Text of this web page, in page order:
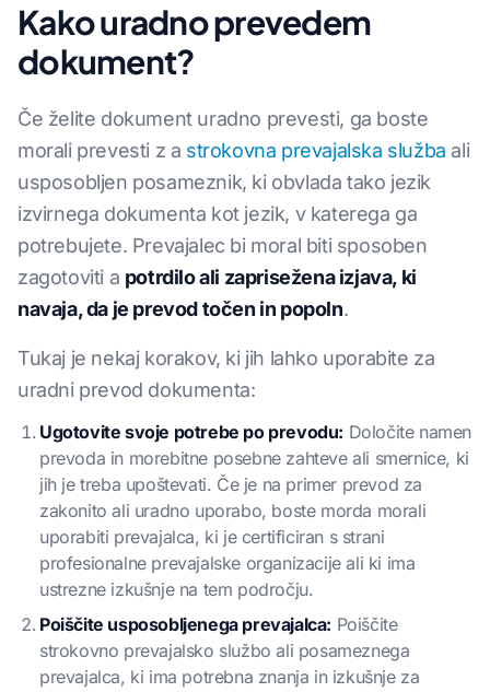
Kako uradno prevedem
dokument?
Če želite dokument uradno prevesti, ga boste
morali prevesti z a strokovna prevajalska služba ali
usposobljen posameznik, ki obvlada tako jezik
izvirnega dokumenta kot jezik, v katerega ga
potrebujete. Prevajalec bi moral biti sposoben
zagotoviti a potrdilo ali zaprisežena izjava, ki
navaja, da je prevod točen in popoln.
Tukaj je nekaj korakov, ki jih lahko uporabite za
uradni prevod dokumenta:
Ugotovite svoje potrebe po prevodu: Določite namen
prevoda in morebitne posebne zahteve ali smernice, ki
jih je treba upoštevati. Če je na primer prevod za
zakonito ali uradno uporabo, boste morda morali
uporabiti prevajalca, ki je certificiran s strani
profesionalne prevajalske organizacije ali ki ima
ustrezne izkušnje na tem področju.
Poiščite usposobljenega prevajalca: Poiščite
strokovno prevajalsko službo ali posameznega
prevajalca, ki ima potrebna znanja in izkušnje za